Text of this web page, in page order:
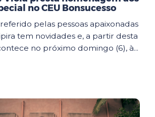
no CEU Bonsucesso
pelas pessoas apaixonadas
tem novidades e, a partir desta
no próximo domingo (6), à...